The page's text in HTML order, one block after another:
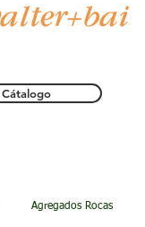
Cátalogo
Agregados Rocas